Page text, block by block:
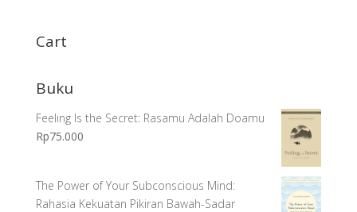
Cart
Buku
Feeling Is the Secret: Rasamu Adalah Doamu
Rp75.000
The Power of Your Subconscious Mind:
Rahasia Kekuatan Pikiran Bawah-Sadar